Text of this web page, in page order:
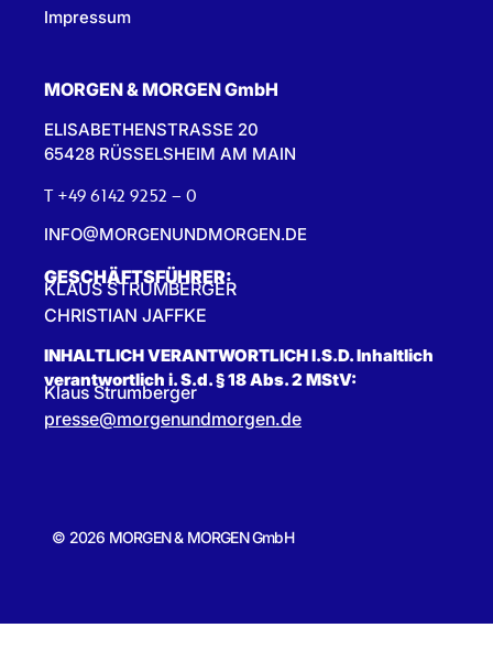
Impressum
MORGEN & MORGEN GmbH
ELISABETHENSTRASSE 20
65428 RÜSSELSHEIM AM MAIN
T +49 6142 9252 – 0
INFO@MORGENUNDMORGEN.DE
GESCHÄFTSFÜHRER:
KLAUS STRUMBERGER
CHRISTIAN JAFFKE
INHALTLICH VERANTWORTLICH I.S.D. Inhaltlich
verantwortlich i. S.d. § 18 Abs. 2 MStV:
Klaus Strumberger
presse@morgenundmorgen.de
© 2026 MORGEN & MORGEN GmbH